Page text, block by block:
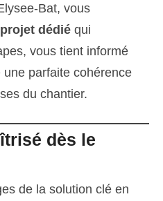
Bat, vous
dédié qui
vous tient informé
parfaite cohérence
du chantier.
dès le
de la solution clé en